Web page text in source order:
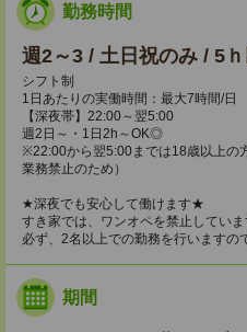
勤務時間
週2～3 / 土日祝のみ / 5
シフト制
1日あたりの実働時間：最大7時間/日
【深夜帯】22:00～翌5:00
週2日～・1日2h～OK◎
※22:00から翌5:00までは18歳以上の
業務禁止のため）
★深夜でも安心して働けます★
すき家では、ワンオペを禁止していま
必ず、2名以上での勤務を行いますの
期間